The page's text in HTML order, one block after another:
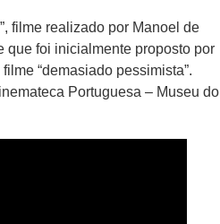
filme realizado por Manoel de
que foi inicialmente proposto por
“demasiado pessimista”.
Portuguesa – Museu do